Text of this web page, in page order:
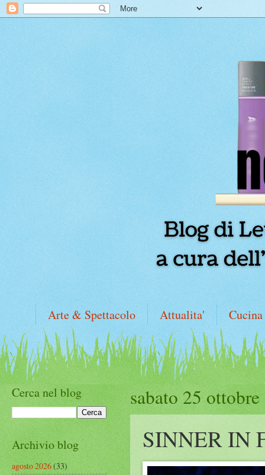
Arte & Spettacolo Attualita' Cucina
sabato 25
SINNER IN
Cerca nel blog
Archivio blog
agosto 2026(33)